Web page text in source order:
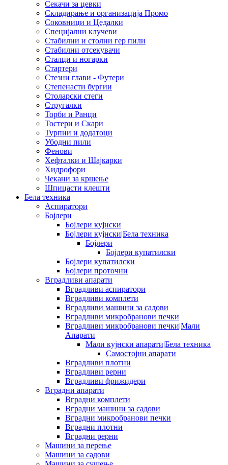
Секачи за цевки
Складирање и организација Промо
Соковници и Цедалки
Специјални клучеви
Стабилни и столни гер пили
Стабилни отсекувачи
Сталци и ногарки
Стартери
Стезни глави - Футери
Степенасти бургии
Столарски стеги
Стругалки
Торби и Ранци
Тостери и Скари
Турпии и додатоци
Убодни пили
Фенови
Хефталки и Шајкарки
Хидрофори
Чекани за кршење
Шпицасти клешти
Бела техника
Аспиратори
Бојлери
Бојлери кујнски
Бојлери кујнски|Бела техника
Бојлери
Бојлери купатилски
Бојлери купатилски
Бојлери проточни
Вградливи апарати
Вградливи аспиратори
Вградливи комплети
Вградливи машини за садови
Вградливи микробранови печки
Вградливи микробранови печки|Мали
Апарати
Мали кујнски апарати|Бела техника
Самостојни апарати
Вградливи плотни
Вградливи рерни
Вградливи фрижидери
Вградни апарати
Вградни комплети
Вградни машини за садови
Вградни микробранови печки
Вградни плотни
Вградни рерни
Машини за перење
Машини за садови